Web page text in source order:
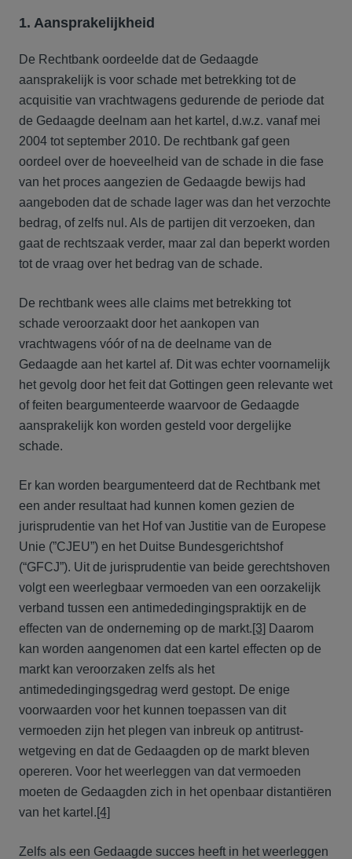
1. Aansprakelijkheid
De Rechtbank oordeelde dat de Gedaagde
aansprakelijk is voor schade met betrekking tot de
acquisitie van vrachtwagens gedurende de periode dat
de Gedaagde deelnam aan het kartel, d.w.z. vanaf mei
2004 tot september 2010. De rechtbank gaf geen
oordeel over de hoeveelheid van de schade in die fase
van het proces aangezien de Gedaagde bewijs had
aangeboden dat de schade lager was dan het verzochte
bedrag, of zelfs nul. Als de partijen dit verzoeken, dan
gaat de rechtszaak verder, maar zal dan beperkt worden
tot de vraag over het bedrag van de schade.
De rechtbank wees alle claims met betrekking tot
schade veroorzaakt door het aankopen van
vrachtwagens vóór of na de deelname van de
Gedaagde aan het kartel af. Dit was echter voornamelijk
het gevolg door het feit dat Gottingen geen relevante wet
of feiten beargumenteerde waarvoor de Gedaagde
aansprakelijk kon worden gesteld voor dergelijke
schade.
Er kan worden beargumenteerd dat de Rechtbank met
een ander resultaat had kunnen komen gezien de
jurisprudentie van het Hof van Justitie van de Europese
Unie (”CJEU”) en het Duitse Bundesgerichtshof
(“GFCJ”). Uit de jurisprudentie van beide gerechtshoven
volgt een weerlegbaar vermoeden van een oorzakelijk
verband tussen een antimededingingspraktijk en de
effecten van de onderneming op de markt.[3] Daarom
kan worden aangenomen dat een kartel effecten op de
markt kan veroorzaken zelfs als het
antimededingingsgedrag werd gestopt. De enige
voorwaarden voor het kunnen toepassen van dit
vermoeden zijn het plegen van inbreuk op antitrust-
wetgeving en dat de Gedaagden op de markt bleven
opereren. Voor het weerleggen van dat vermoeden
moeten de Gedaagden zich in het openbaar distantiëren
van het kartel.[4]
Zelfs als een Gedaagde succes heeft in het weerleggen